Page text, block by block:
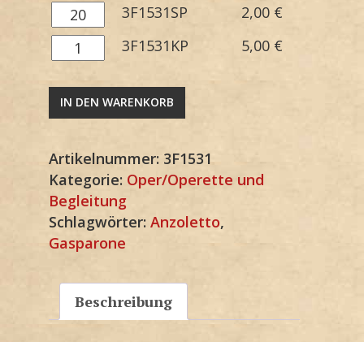
3F1531SP
Menge
3F1531SP 2,00 €
3F1531KP
Menge
3F1531KP 5,00 €
IN DEN WARENKORB
Artikelnummer: 3F1531
Kategorie: Oper/Operette und
Begleitung
Schlagwörter: Anzoletto,
Gasparone
Beschreibung